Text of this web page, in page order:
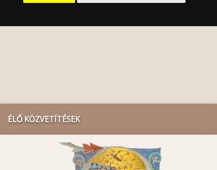
ÉLŐ KÖZVETÍTÉSEK